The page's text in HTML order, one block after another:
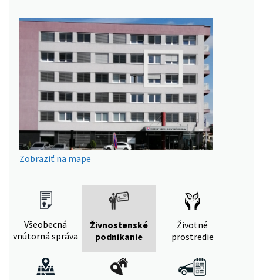
Zobraziť na mape
Všeobecná
vnútorná správa
Živnostenské
podnikanie
Životné
prostredie